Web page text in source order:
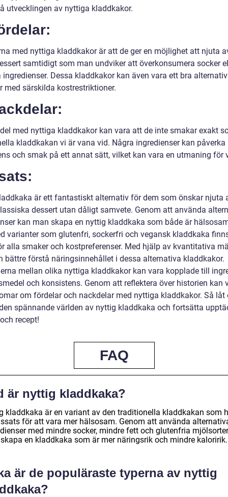
utvecklingen av nyttiga kladdkakor.
med nyttiga kladdkakor är att de ger en möjlighet att njuta
samtidigt som man undviker att överkonsumera socker
Dessa kladdkakor kan även vara ett bra
med särskilda kostrestriktioner.
med nyttiga kladdkakor kan vara att de inte smakar exakt
kladdkakan vi är vana vid. Några ingredienser kan påverka
och smak på ett annat sätt, vilket kan vara en utmaning för
är ett fantastiskt alternativ för dem som önskar njuta
dessert utan dåligt samvete. Genom att använda
kan man skapa en nyttig kladdkaka som både är
varianter som glutenfri, sockerfri och vegansk kladdkaka
alla smaker och kostpreferenser. Med hjälp av kvantitativa
bättre förstå näringsinnehållet i dessa alternativa kladdkakor.
mellan olika nyttiga kladdkakor kan vara kopplade till
och konsistens. Genom att reflektera över historien kan
om fördelar och nackdelar med nyttiga kladdkakor. Så låt
spännande världen av nyttig kladdkaka och fortsätta
recept!
FAQ
är nyttig kladdkaka?
kladdkaka är en variant av den traditionella kladdkakan som
för att vara mer hälsosam. Genom att använda
med mindre socker, mindre fett och glutenfria
en kladdkaka som är mer näringsrik och mindre kaloririk.
är de populäraste typerna av nyttig